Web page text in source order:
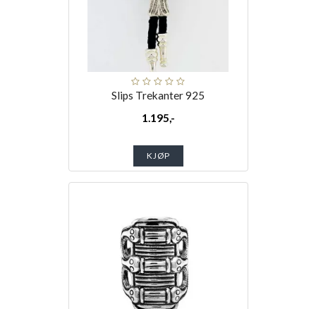
Slips Trekanter 925
1.195,-
KJØP